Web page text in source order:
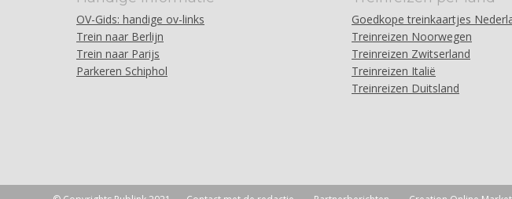
OV-Gids: handige ov-links
Trein naar Berlijn
Trein naar Parijs
Parkeren Schiphol
Goedkope treinkaartjes
Treinreizen Noorwegen
Treinreizen Zwitserland
Treinreizen Italië
Treinreizen Duitsland